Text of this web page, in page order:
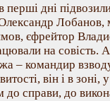
перші дні
Лобанов,
єфрейтор
на совість.
– командир
він і в
до справи, до